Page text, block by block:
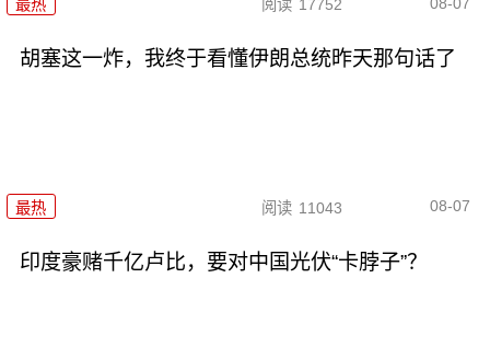
最热 阅读 17752
胡塞这一炸，我终于看懂伊朗总统昨天那句话了
最热 阅读 11043 08-07
印度豪赌千亿卢比，要对中国光伏“卡脖子”？